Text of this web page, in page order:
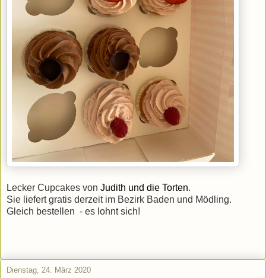
Lecker Cupcakes von Judith und die Torten.
Sie liefert gratis derzeit im Bezirk Baden und Mödling.
Gleich bestellen - es lohnt sich!
Dienstag, 24. März 2020